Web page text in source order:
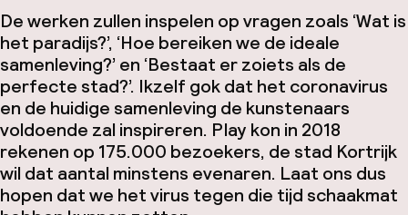
De werken zullen inspelen op vragen zoals ‘Wat is
het paradijs?’, ‘Hoe bereiken we de ideale
samenleving?’ en ‘Bestaat er zoiets als de
perfecte stad?’. Ikzelf gok dat het coronavirus
en de huidige samenleving de kunstenaars
voldoende zal inspireren. Play kon in 2018
rekenen op 175.000 bezoekers, de stad Kortrijk
wil dat aantal minstens evenaren. Laat ons dus
hopen dat we het virus tegen die tijd schaakmat